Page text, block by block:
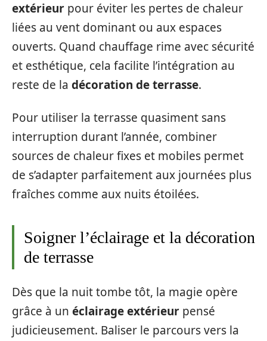
extérieur pour éviter les pertes de chaleur
liées au vent dominant ou aux espaces
ouverts. Quand chauffage rime avec sécurité
et esthétique, cela facilite l’intégration au
reste de la décoration de terrasse.
Pour utiliser la terrasse quasiment sans
interruption durant l’année, combiner
sources de chaleur fixes et mobiles permet
de s’adapter parfaitement aux journées plus
fraîches comme aux nuits étoilées.
Soigner l’éclairage et la décoration
de terrasse
Dès que la nuit tombe tôt, la magie opère
grâce à un éclairage extérieur pensé
judicieusement. Baliser le parcours vers la